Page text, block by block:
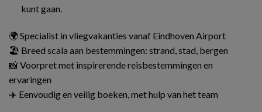
kunt gaan.
🌍 Specialist in vliegvakanties vanaf Eindhoven Airport
🏖️ Breed scala aan bestemmingen: strand, stad, bergen
📸 Voorpret met inspirerende reisbestemmingen en
ervaringen
✈️ Eenvoudig en veilig boeken, met hulp van het team